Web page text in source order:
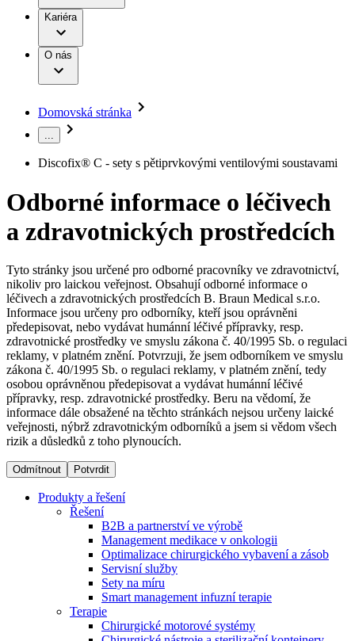
Léčba bolesti
Mimotělní očišťování krve
Nutriční terapie
Onkologie
Páteřní chirurgie
Péče o rány
Péče o stomii
Prevence a kontrola infekcí
Řešení
Terapie
Produktový katalog​
Objevte naše produkty. Navštivte produktový katalog B.
Braun s našim kompletním produktovým portfoliem.
Onemocnění
B. Braun Avitum
Dialyzační střediska​
B. Braun Avitum poskytuje kvalitní dialyzační péči ve všech
svých střediscích v České republice. Více informací se
dozvíte na stránkách jednotlivých středisek.
Práce a kariéra
Naše kultura
Vaše příležitost​
Nabídky pracovních míst
Objevte své kariérní příležitosti ​v B. Braun. Vyhledejte náš trh
práce​ pro zajímavé pozice.​
Odpovědnost
Média
Kontaktní formulář
Registrace k odběru newsletteru
Společnost
Odpovědnost
Média
Kontakt
Zůstaňte v dialogu s B. Braun. ​Kontaktujte nás.​
Kariéra
O nás
Domovská stránka
...
Discofix® C - sety s pětiprvkovými ventilovými soustavami
Odborné informace o léčivech
a zdravotnických prostředcích
Tyto stránky jsou určené pro odborné pracovníky ve zdravotnictví,
nikoliv pro laickou veřejnost. Obsahují odborné informace o
léčivech a zdravotnických prostředcích B. Braun Medical s.r.o.
Informace jsou určeny pro odborníky, kteří jsou oprávněni
předepisovat, nebo vydávat humánní léčivé přípravky, resp.
zdravotnické prostředky ve smyslu zákona č. 40/1995 Sb. o regulaci
reklamy, v platném znění. Potvrzuji, že jsem odborníkem ve smyslu
zákona č. 40/1995 Sb. o regulaci reklamy, v platném znění, tedy
osobou oprávněnou předepisovat a vydávat humánní léčivé
přípravky, resp. zdravotnické prostředky. Beru na vědomí, že
informace dále obsažené na těchto stránkách nejsou určeny laické
veřejnosti, nýbrž zdravotnickým odborníků a jsem si vědom všech
rizik a důsledků z toho plynoucích.
Odmítnout Potvrdit
Produkty a řešení
Řešení
B2B a partnerství ve výrobě
Management medikace v onkologii
Optimalizace chirurgického vybavení a zásob
Servisní služby
Sety na míru
Smart management infuzní terapie​
Terapie
Chirurgické motorové systémy